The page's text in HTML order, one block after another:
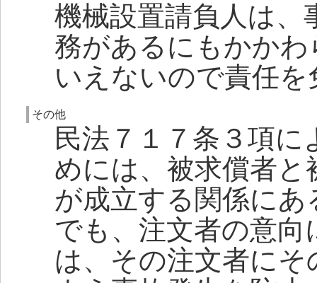
機械設置請負人は、
務があるにもかか
いえないので責任
その他
民法７１７条３項
めには、被求償者と
が成立する関係に
でも、注文者の意
は、その注文者に